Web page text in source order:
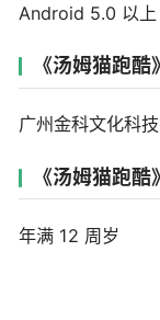
Android 5.0 以上
《汤姆猫跑
广州金科文化科
《汤姆猫跑
年满 12 周岁